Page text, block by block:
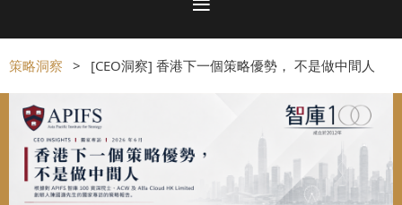
策略洞察 [CEO洞察] 香港下一個策略優勢， 不是做中間人